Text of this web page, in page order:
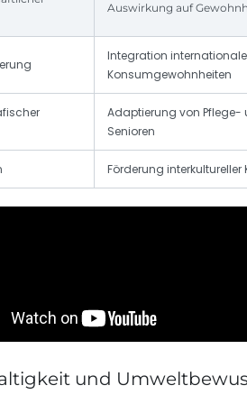
Auswirkung auf
Integration
Konsumgewohnheiten
Adaptierung von Pflege-
Senioren
Förderung
und